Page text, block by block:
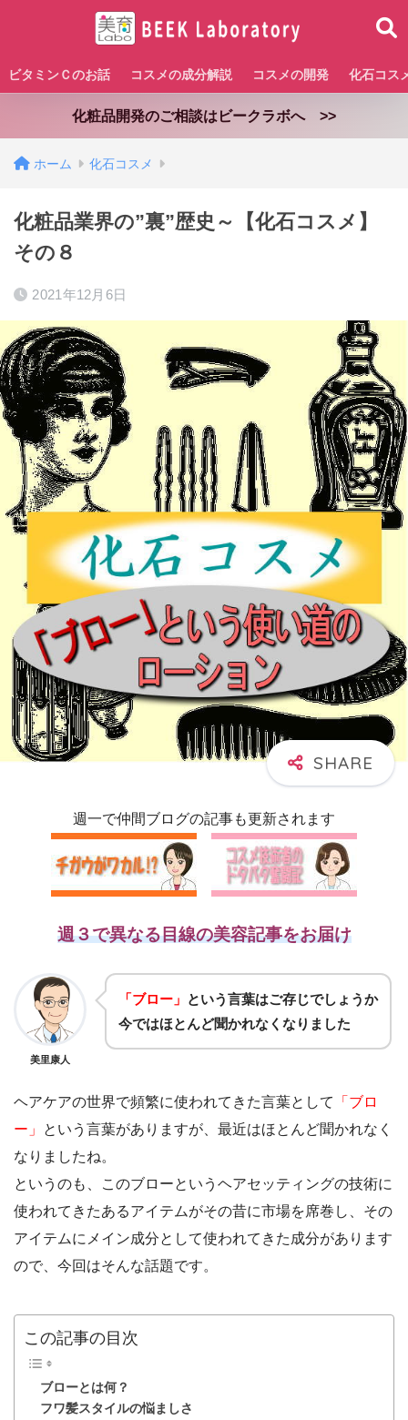
ビタミンＣのお話 コスメの成分解説 コスメの開発 化石コス
化粧品開発のご相談はビークラボへ >>
ホーム 化石コスメ
化粧品業界の”裏”歴史～【化石コスメ】
その８
2021年12月6日
週一で仲間ブログの記事も更新されます
週３で異なる目線の美容記事をお届け
美里康人
「ブロー」 という言葉はご存じでしょうか
今ではほとんど聞かれなくなりました
ヘアケアの世界で頻繁に使われてきた言葉として
「ブロ
ー」
という言葉がありますが、最近はほとんど聞かれなく
なりましたね。
というのも、このブローというヘアセッティングの技術に
使われてきたあるアイテムがその昔に市場を席巻し、その
アイテムにメイン成分として使われてきた成分があります
ので、今回はそんな話題です。
この記事の目次
ブローとは何？
フワ髪スタイルの悩ましさ